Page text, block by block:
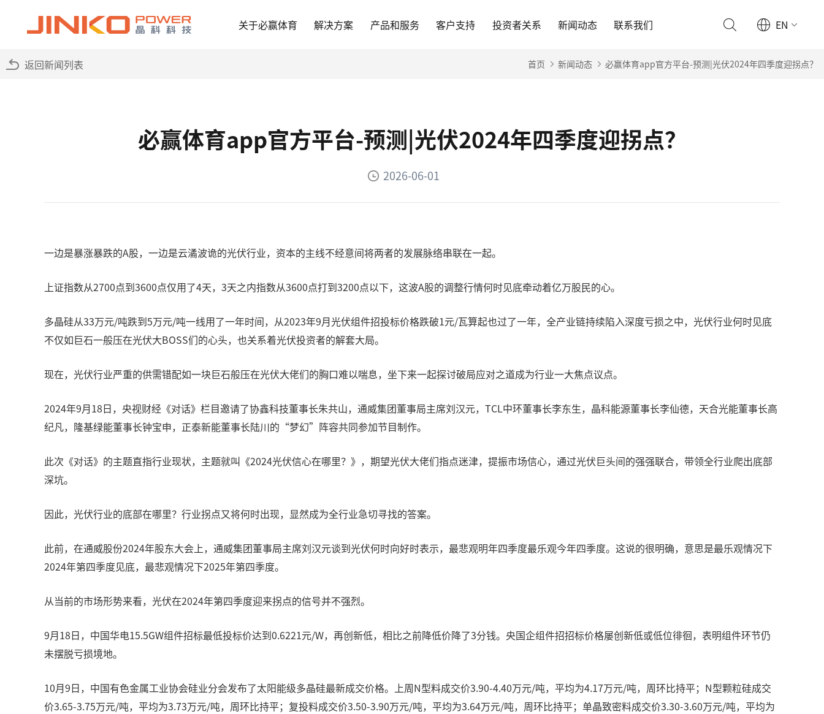
关于必赢体育 解决方案 产品和服务 客户支持 投资者关系 新闻动态 联系我们 EN
返回新闻列表 首页 新闻动态 必赢体育app官方平台-预测|光伏2024年四季度迎拐点？
必赢体育app官方平台-预测|光伏2024年四季度迎拐点？
2026-06-01
一边是暴涨暴跌的A股，一边是云潏波诡的光伏行业，资本的主线不经意间将两者的发展脉络串联在一起。
上证指数从2700点到3600点仅用了4天，3天之内指数从3600点打到3200点以下，这波A股的调整行情何时见底牵动着亿万股民的心。
多晶硅从33万元/吨跌到5万元/吨一线用了一年时间，从2023年9月光伏组件招投标价格跌破1元/瓦算起也过了一年，全产业链持续陷入深度亏损之中，光伏行业何时见底
不仅如巨石一般压在光伏大BOSS们的心头，也关系着光伏投资者的解套大局。
现在，光伏行业严重的供需错配如一块巨石般压在光伏大佬们的胸口难以喘息，坐下来一起探讨破局应对之道成为行业一大焦点议点。
2024年9月18日，央视财经《对话》栏目邀请了协鑫科技董事长朱共山，通威集团董事局主席刘汉元，TCL中环董事长李东生，晶科能源董事长李仙德，天合光能董事长高
纪凡，隆基绿能董事长钟宝申，正泰新能董事长陆川的“梦幻”阵容共同参加节目制作。
此次《对话》的主题直指行业现状，主题就叫《2024光伏信心在哪里？》，期望光伏大佬们指点迷津，提振市场信心，通过光伏巨头间的强强联合，带领全行业爬出底部
深坑。
因此，光伏行业的底部在哪里？行业拐点又将何时出现，显然成为全行业急切寻找的答案。
此前，在通威股份2024年股东大会上，通威集团董事局主席刘汉元谈到光伏何时向好时表示，最悲观明年四季度最乐观今年四季度。这说的很明确，意思是最乐观情况下
2024年第四季度见底，最悲观情况下2025年第四季度。
从当前的市场形势来看，光伏在2024年第四季度迎来拐点的信号并不强烈。
9月18日，中国华电15.5GW组件招标最低投标价达到0.6221元/W，再创新低，相比之前降低价降了3分钱。央国企组件招招标价格屡创新低或低位徘徊，表明组件环节仍
未摆脱亏损境地。
10月9日，中国有色金属工业协会硅业分会发布了太阳能级多晶硅最新成交价格。上周N型料成交价3.90-4.40万元/吨，平均为4.17万元/吨，周环比持平；N型颗粒硅成交
价3.65-3.75万元/吨，平均为3.73万元/吨，周环比持平；复投料成交价3.50-3.90万元/吨，平均为3.64万元/吨，周环比持平；单晶致密料成交价3.30-3.60万元/吨，平均为